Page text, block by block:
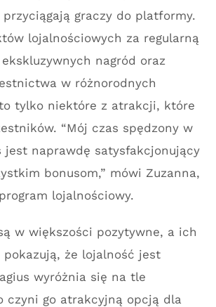
graczy do platformy.
lojalnościowych za regularną
nagród oraz
w różnorodnych
tylko niektóre z atrakcji, które
“Mój czas spędzony w
jest naprawdę satysfakcjonujący
bonusom,” mówi Zuzanna,
lojalnościowy.
w większości pozytywne, a ich
pokazują, że lojalność jest
wyróżnia się na tle
czyni go atrakcyjną opcją dla